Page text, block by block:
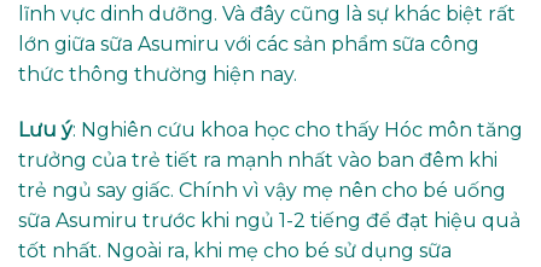
lĩnh vực dinh dưỡng. Và đây cũng là sự khác biệt rất
lớn giữa sữa Asumiru với các sản phẩm sữa công
thức thông thường hiện nay.
Lưu ý: Nghiên cứu khoa học cho thấy Hóc môn tăng
trưởng của trẻ tiết ra mạnh nhất vào ban đêm khi
trẻ ngủ say giấc. Chính vì vậy mẹ nên cho bé uống
sữa Asumiru trước khi ngủ 1-2 tiếng để đạt hiệu quả
tốt nhất. Ngoài ra, khi mẹ cho bé sử dụng sữa